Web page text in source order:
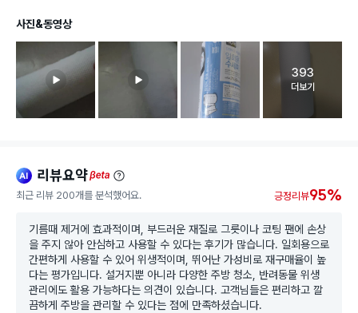
사진&동영상
고객 리뷰
393
더보기
ai 리뷰요약beta
최근 리뷰 200개를 분석했어요. 긍정리뷰95%
기름때 제거에 효과적이며, 부드러운 재질로 그릇이나 코팅 팬에 손상
을 주지 않아 안심하고 사용할 수 있다는 후기가 많습니다. 일회용으로
간편하게 사용할 수 있어 위생적이며, 뛰어난 가성비로 재구매율이 높
다는 평가입니다. 설거지뿐 아니라 다양한 주방 청소, 반려동물 위생
관리에도 활용 가능하다는 의견이 있습니다. 고객님들은 편리하고 깔
끔하게 주방을 관리할 수 있다는 점에 만족하셨습니다.